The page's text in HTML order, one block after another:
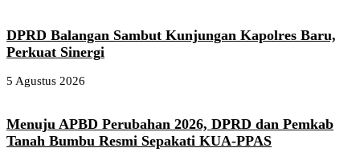
DPRD Balangan Sambut Kunjungan Kapolres Baru,
Perkuat Sinergi
5 Agustus 2026
Menuju APBD Perubahan 2026, DPRD dan Pemkab
Tanah Bumbu Resmi Sepakati KUA-PPAS